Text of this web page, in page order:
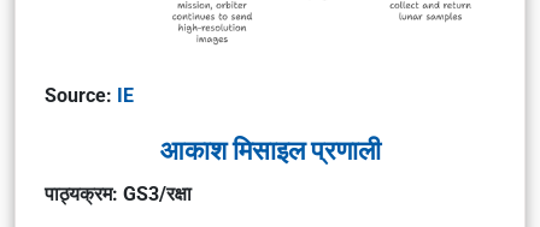
Source: IE
आकाश मिसाइल प्रणाली
पाठ्यक्रम: GS3/रक्षा